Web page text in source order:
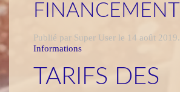
FINANCEMENT
Publié par Super User le 14 août 2019
Informations
TARIFS DES